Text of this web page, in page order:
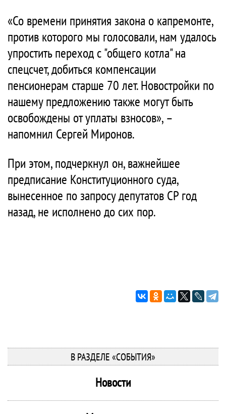
«Со времени принятия закона о капремонте,
против которого мы голосовали, нам удалось
упростить переход с "общего котла" на
спецсчет, добиться компенсации
пенсионерам старше 70 лет. Новостройки по
нашему предложению также могут быть
освобождены от уплаты взносов», –
напомнил Сергей Миронов.
При этом, подчеркнул он, важнейшее
предписание Конституционного суда,
вынесенное по запросу депутатов СР год
назад, не исполнено до сих пор.
В РАЗДЕЛЕ «СОБЫТИЯ»
Новости